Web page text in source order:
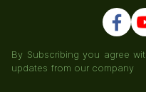
By Subscribing you agree
updates from our company